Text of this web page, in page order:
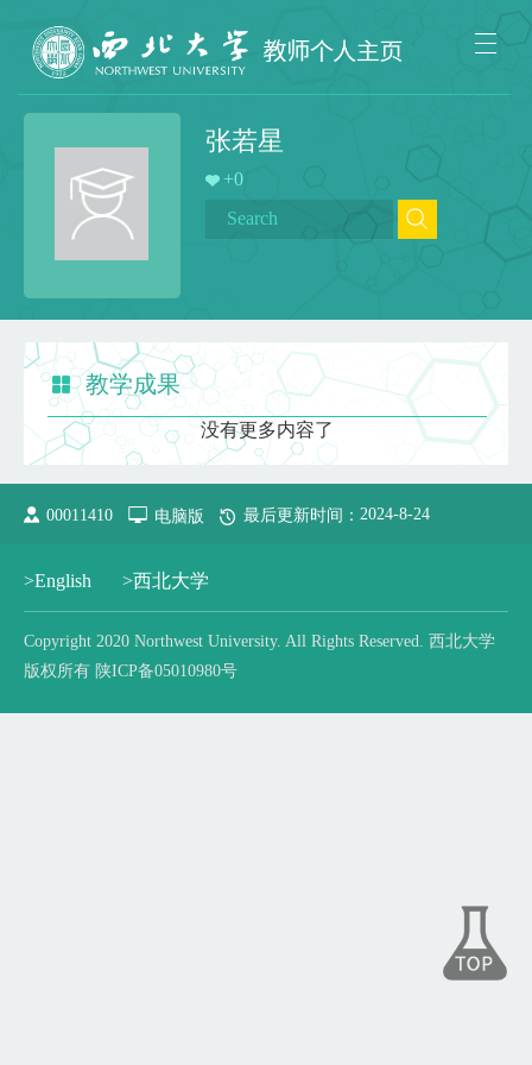
张若星
+0
教学成果
没有更多内容了
00011410 电脑版 最后更新时间： 2024-8-24
>English >西北大学
Copyright 2020 Northwest University. All Rights Reserved. 西北大学
版权所有 陕ICP备05010980号